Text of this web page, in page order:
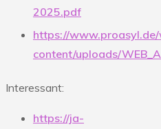
2025.pdf
https://
content/uploads/
Interessant:
https://ja-